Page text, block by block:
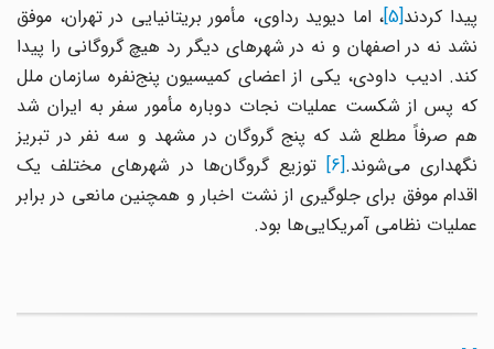
پیدا کردند[5] ، اما دیوید رداوی، مأمور بریتانیایی در تهران، موفق
نشد نه در اصفهان و نه در شهرهای دیگر رد هیچ گروگانی را پیدا
کند. ادیب داودی، یکی از اعضای کمیسیون پنج‌نفره سازمان ملل
که پس از شکست عملیات نجات دوباره مأمور سفر به ایران شد
هم صرفاً مطلع شد که پنج گروگان در مشهد و سه نفر در تبریز
نگهداری می‌شوند.[6] توزیع گروگان‌ها در شهرهای مختلف یک
اقدام موفق برای جلوگیری از نشت اخبار و همچنین مانعی در برابر
عملیات نظامی آمریکایی‌ها بود.